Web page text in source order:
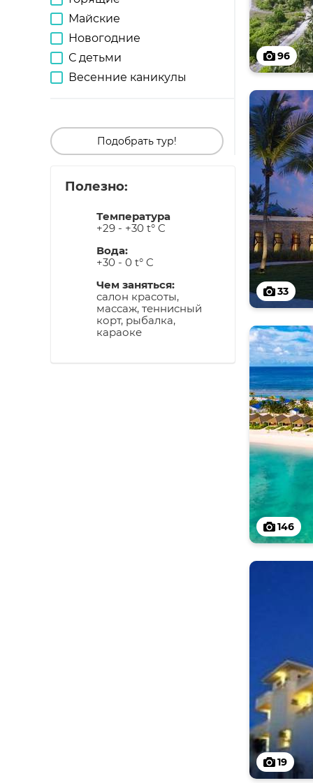
Майские
Новогодние
С детьми
Весенние каникулы
Подобрать тур!
Полезно:
Температура
+29 - +30 t° C
Вода:
+30 - 0 t° C
Чем заняться:
салон красоты,
массаж, теннисный
корт, рыбалка,
караоке
96
33
146
19